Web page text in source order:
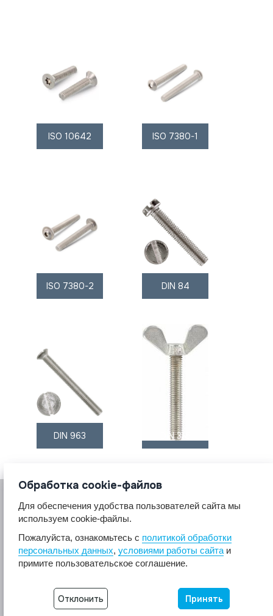
ISO 10642 ISO 7380-1
ISO 7380-2 DIN 84
DIN 963 DIN 316
© 2017 A2A4
Крепеж из нержавеющей стали А2 А4.
Разработка сайта -
Неткам
Обработка cookie-файлов
Для обеспечения удобства пользователей сайта мы
используем cookie-файлы.
Пожалуйста, ознакомьтесь с политикой обработки
персональных данных, условиями работы сайта и
примите пользовательское соглашение.
Отклонить Принять